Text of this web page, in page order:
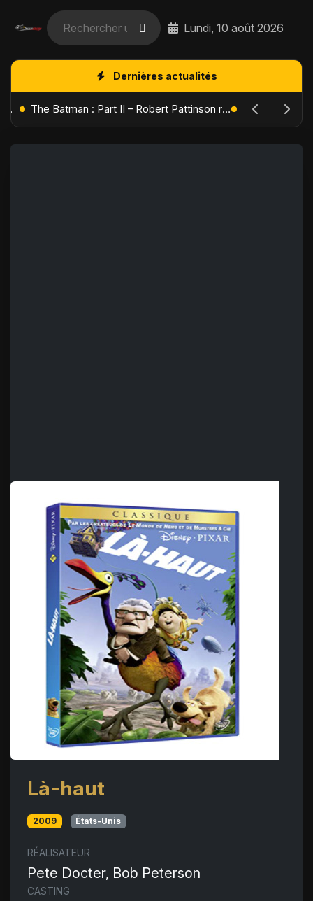
Lundi, 10 août 2026
Dernières actualités
L'Âge de Glace : Le Réveil du Volcan – Manny, Sid et Diego de retour pour une aventure explosive The Batman : Part II – Robert Pattinson replonge dans les ténèbres de Gotham dès octobre 2027
Là-haut
2009 États-Unis
RÉALISATEUR
Pete Docter, Bob Peterson
CASTING